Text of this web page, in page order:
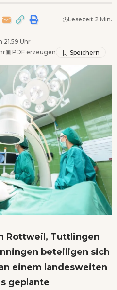
21.59 Uhr
▣ PDF erzeugen
Lesezeit 2 Min.
Rottweil, Tuttlingen
beteiligen sich
einem landesweiten
geplante